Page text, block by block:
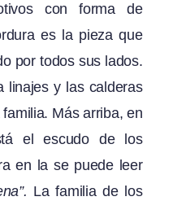
con forma de
es la pieza que
por todos sus lados.
linajes y las calderas
Más arriba, en
el escudo de los
en la se puede leer
La familia de los